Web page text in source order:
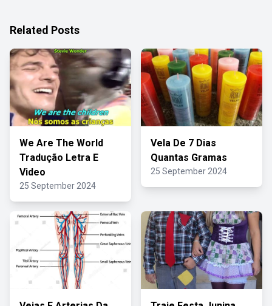
Related Posts
We Are The World
Tradução Letra E
Video
25 September 2024
Vela De 7 Dias
Quantas Gramas
25 September 2024